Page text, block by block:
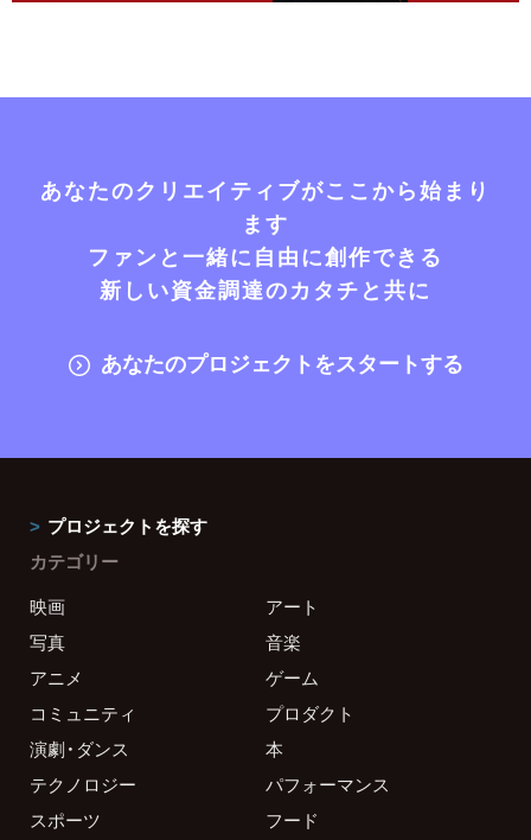
あなたのクリエイティブがここから始まり
ます
ファンと一緒に自由に創作できる
新しい資金調達のカタチと共に
あなたのプロジェクトをスタートする
プロジェクトを探す
カテゴリー
映画
アート
写真
音楽
アニメ
ゲーム
コミュニティ
プロダクト
演劇・ダンス
本
テクノロジー
パフォーマンス
スポーツ
フード